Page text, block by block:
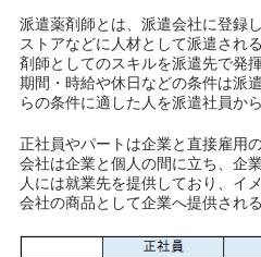
派遣薬剤師とは、派遣会社に登録
ストアなどに人材として派遣され
剤師としてのスキルを派遣先で発
期間・時給や休日などの条件は派
らの条件に適した人を派遣社員か
正社員やパートは企業と直接雇用
会社は企業と個人の間に立ち、企
人には就業先を提供しており、イ
会社の商品として企業へ提供され